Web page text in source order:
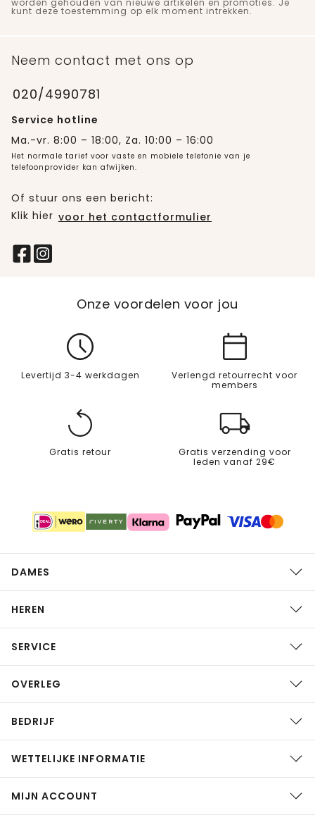
kunt deze toestemming op elk moment intrekken.
Neem contact met ons op
020/4990781
Service hotline
Ma.-vr. 8:00 – 18:00, Za. 10:00 – 16:00
Het normale tarief voor vaste en mobiele telefonie van je
telefoonprovider kan afwijken.
Of stuur ons een bericht:
Klik hier voor het contactformulier
Onze voordelen voor jou
Levertijd 3-4 werkdagen
Verlengd retourrecht voor
members
Gratis retour
Gratis verzending voor
leden vanaf 29€
DAMES
HEREN
SERVICE
OVERLEG
BEDRIJF
WETTELIJKE INFORMATIE
MIJN ACCOUNT